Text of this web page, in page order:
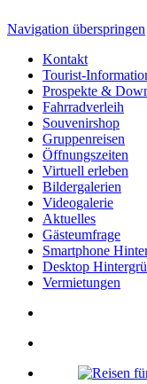
Navigation überspringen
Kontakt
Tourist-
Prospekte &
Fahrradverleih
Souvenirshop
Gruppenreisen
Öffnungszeiten
Virtuell erleben
Bildergalerien
Videogalerie
Aktuelles
Gästeumfrage
Smartphone
Desktop
Vermietungen